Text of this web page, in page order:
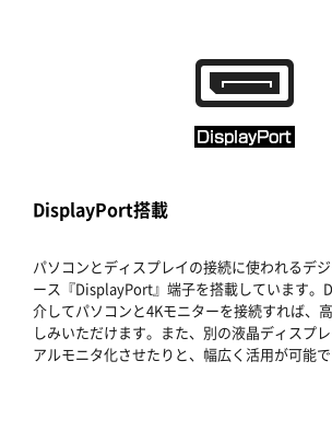
DisplayPort搭載
パソコンとディスプレイの接続に使われるデ
ース『DisplayPort』端子を搭載しています。
介してパソコンと4Kモニターを接続すれば、
しみいただけます。また、別の液晶ディスプ
アルモニタ化させたりと、幅広く活用が可能で